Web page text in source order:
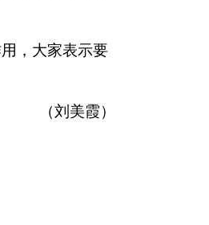
，大家表示要
（刘美霞）